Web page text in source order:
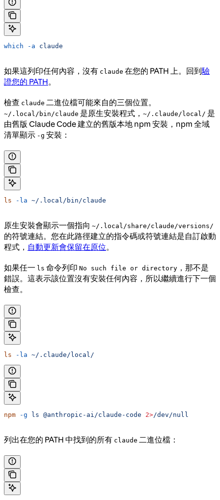
which -a claude
如果這列印任何內容，沒有 claude 在您的 PATH 上。回到驗
證您的 PATH。
檢查 claude 二進位檔可能來自的三個位置。
~/.local/bin/claude 是原生安裝程式， ~/.claude/local/ 是
由舊版 Claude Code 建立的舊版本地 npm 安裝，npm 全域
清單顯示 -g 安裝：
ls -la ~/.local/bin/claude
原生安裝會顯示一個指向 ~/.local/share/claude/versions/
的符號連結。您在此路徑建立的指令碼或符號連結是自訂啟動
程式， 自動更新會保留在原位。
如果任一 ls 命令列印 No such file or directory ，那不是
錯誤。這表示該位置沒有安裝任何內容，所以繼續進行下一個
檢查。
ls -la ~/.claude/local/
npm -g ls @anthropic-ai/claude-code 2>/dev/null
列出在您的 PATH 中找到的所有 claude 二進位檔：